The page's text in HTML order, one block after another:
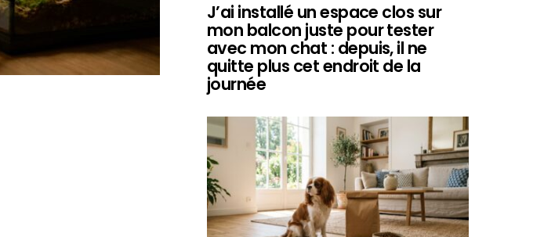
J’ai installé un espace clos sur
mon balcon juste pour tester
avec mon chat : depuis, il ne
quitte plus cet endroit de la
journée